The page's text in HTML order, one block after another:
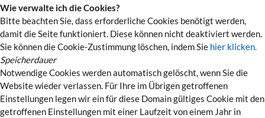
Wie verwalte ich die Cookies?
Bitte beachten Sie, dass erforderliche Cookies benötigt werden,
damit die Seite funktioniert. Diese können nicht deaktiviert werden.
Sie können die Cookie-Zustimmung löschen, indem Sie hier klicken.
Speicherdauer
Notwendige Cookies werden automatisch gelöscht, wenn Sie die
Website wieder verlassen. Für Ihre im Übrigen getroffenen
Einstellungen legen wir ein für diese Domain gültiges Cookie mit den
getroffenen Einstellungen mit einer Laufzeit von einem Jahr in